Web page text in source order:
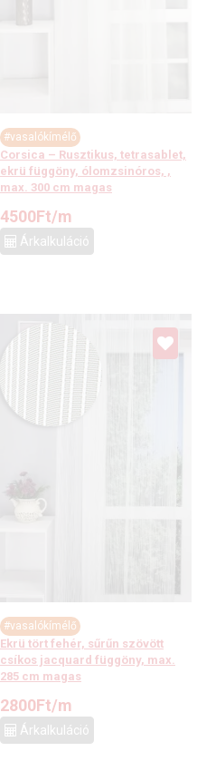
#vasalókímélő
Corsica – Rusztikus, tetrasablet,
ekrü függöny, ólomzsinóros, ,
max. 300 cm magas
4500Ft/m
Árkalkuláció
#vasalókímélő
Ekrü tört fehér, sűrűn szövött
csíkos jacquard függöny, max.
285 cm magas
2800Ft/m
Árkalkuláció